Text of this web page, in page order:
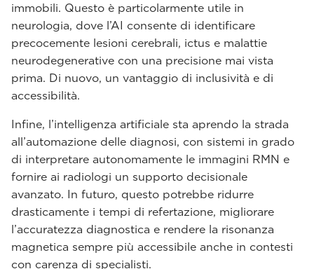
immobili. Questo è particolarmente utile in
neurologia, dove l’AI consente di identificare
precocemente lesioni cerebrali, ictus e malattie
neurodegenerative con una precisione mai vista
prima. Di nuovo, un vantaggio di inclusività e di
accessibilità.
Infine, l’intelligenza artificiale sta aprendo la strada
all’automazione delle diagnosi, con sistemi in grado
di interpretare autonomamente le immagini RMN e
fornire ai radiologi un supporto decisionale
avanzato. In futuro, questo potrebbe ridurre
drasticamente i tempi di refertazione, migliorare
l’accuratezza diagnostica e rendere la risonanza
magnetica sempre più accessibile anche in contesti
con carenza di specialisti.